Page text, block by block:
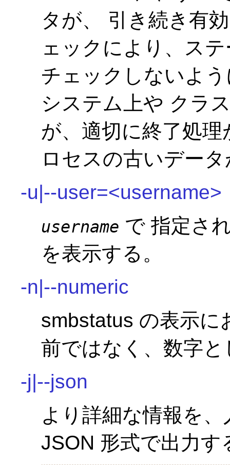
タが、 引き続き有
ェックにより、ス
チェックしないよ
システム上や クラ
が、適切に終了処
ロセスの古いデー
-u|--user=<username>
username で 指定さ
を表示する。
-n|--numeric
smbstatus の表示に
前ではなく、数字
-j|--json
より詳細な情報を
JSON 形式で出力